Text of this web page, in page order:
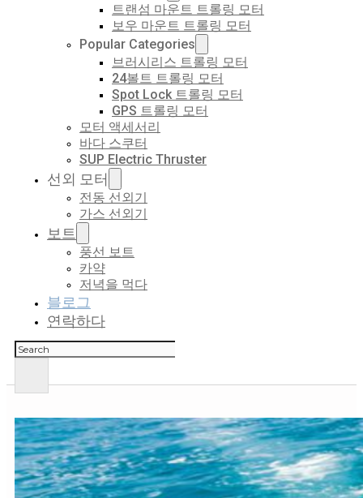
트랜섬 마운트 트롤링 모터
보우 마운트 트롤링 모터
Popular Categories
브러시리스 트롤링 모터
24볼트 트롤링 모터
Spot Lock 트롤링 모터
GPS 트롤링 모터
모터 액세서리
바다 스쿠터
SUP Electric Thruster
선외 모터
전동 선외기
가스 선외기
보트
풍선 보트
카약
저녁을 먹다
블로그
연락하다
검
색